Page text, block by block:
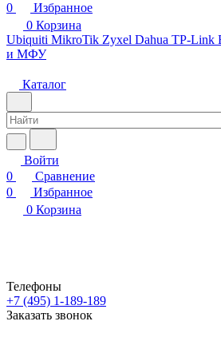
0
Избранное
0 Корзина
Ubiquiti MikroTik Zyxel Dahua TP-Link
и МФУ
Каталог
Войти
0
Сравнение
0
Избранное
0 Корзина
Телефоны
+7 (495) 1-189-189
Заказать звонок